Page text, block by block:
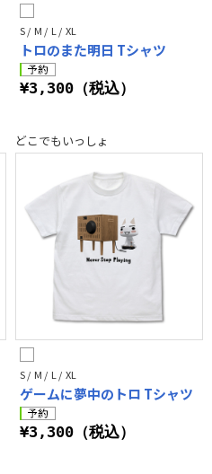
S / M / L / XL
トロのまた明日 Tシャツ
¥3,300（税込）
どこでもいっしょ
S / M / L / XL
ゲームに夢中のトロ Tシャツ
¥3,300（税込）